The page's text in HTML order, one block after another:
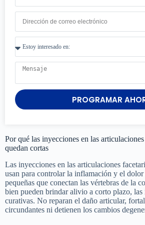
PROGRAMAR
Por qué las inyecciones en las
quedan cortas
Las inyecciones en las articulaciones
usan para controlar la inflamación y el
pequeñas que conectan las vértebras de la
bien pueden brindar alivio a corto plazo, las
curativas. No reparan el daño articular,
circundantes ni detienen los cambios